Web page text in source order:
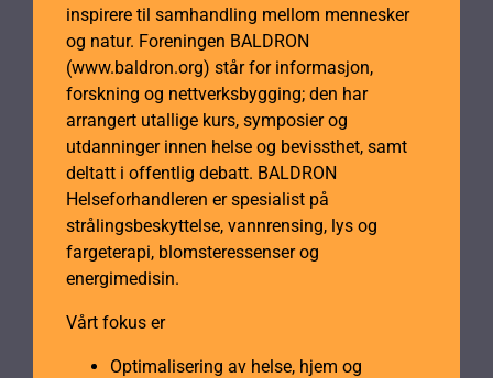
inspirere til samhandling mellom mennesker
og natur. Foreningen BALDRON
(www.baldron.org) står for informasjon,
forskning og nettverksbygging; den har
arrangert utallige kurs, symposier og
utdanninger innen helse og bevissthet, samt
deltatt i offentlig debatt. BALDRON
Helseforhandleren er spesialist på
strålingsbeskyttelse, vannrensing, lys og
fargeterapi, blomsteressenser og
energimedisin.
Vårt fokus er
Optimalisering av helse, hjem og